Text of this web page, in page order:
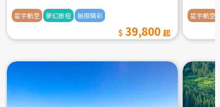
星宇航空 夢幻旅程 無限精彩
39,800
星宇航空